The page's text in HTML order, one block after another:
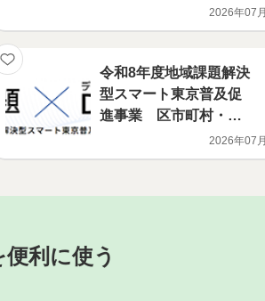
きらり」ブランドを代
表する商品の開発を行
集します！
2026年07
令和8年度地域課題解決
型スマート東京普及促
進事業 区市町村・大
学・民間企業等のマッ
チング支援の受付を開
2026年07
便利に使う